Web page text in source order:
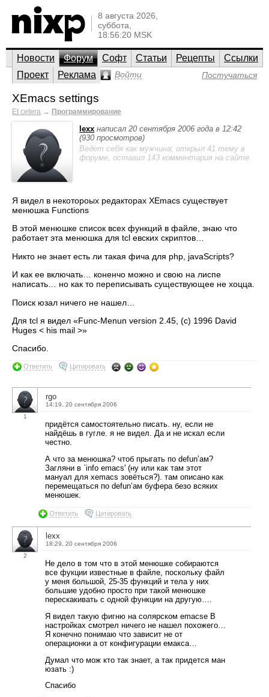
8 августа 2026,
суббота,
18:56:20 MSK
Новости Форум Софт Статьи Рецепты
Ссылки
Проект
Реклама Войти Постучаться
XEmacs settings
Et cetera → Программирование
lexx написал 20 сентября 2006 года в 12:42
(930 просмотров)
Ведет себя как мужчина; открыл 41 тему в
форуме, оставил 143 комментария на сайте.
Я видел в некотороых редакторах XEmacs существует
менюшка Functions
В этой менюшке список всех функций в файле, знаю что
работает эта менюшка для tcl евских скриптов…
Никто не знает есть ли такая фича для php, javaScripts?
И как ее включать… коненчо можно и свою на лиспе
написать… но как то переписывать существующее не хоцца.
Поиск юзал ничего не нашел…
Для tcl я видел «Func-Menun version 2.45, (c) 1996 David
Huges < his mail >»
Спасибо.
Ответить Цитировать
1
rgo
14:19, 20 сентября 2006
придётся самостоятельно писать. ну, если не
найдёшь в гугле. я не видел. Да и не искал если
честно.
А что за менюшка? чтоб прыгать по defun’ам?
Загляни в `info emacs' (ну или как там этот
мануал для xemacs зовёться?). там описано как
перемещаться по defun’ам буфера безо всяких
менюшек.
Ответить Цитировать
2
lexx
18:29, 20 сентября 2006
Не дело в том что в этой менюшке собираются
все фукции известные в файле, поскольку файл
у меня большой, 25-35 функций и тела у них
большие удобно просто при такой менюшке
перескакивать с одной функции на другую….
Я видел такую фигню на солярском emacse В
настройках смотрел ничего не нашел похожего…
Я конечно понимаю что зависит не от
операционки а от конфигурации емакса…
Думал что мож кто так знает, а так придется ман
юзать :)
Спасибо